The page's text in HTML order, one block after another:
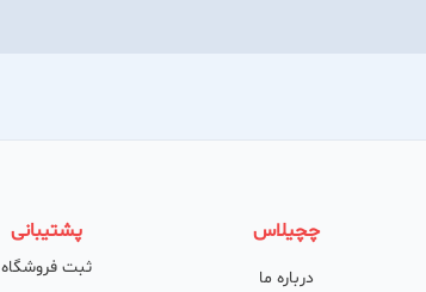
چچیلاس
درباره ما
پشتیبانی
ثبت فروشگاه